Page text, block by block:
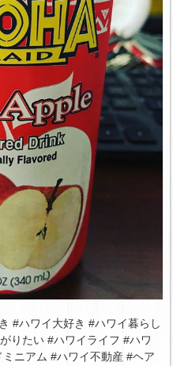
#ハワイ大好き #ハワイ暮らし
りたい #ハワイライフ #ハワ
ニアム #ハワイ不動産 #ヘア